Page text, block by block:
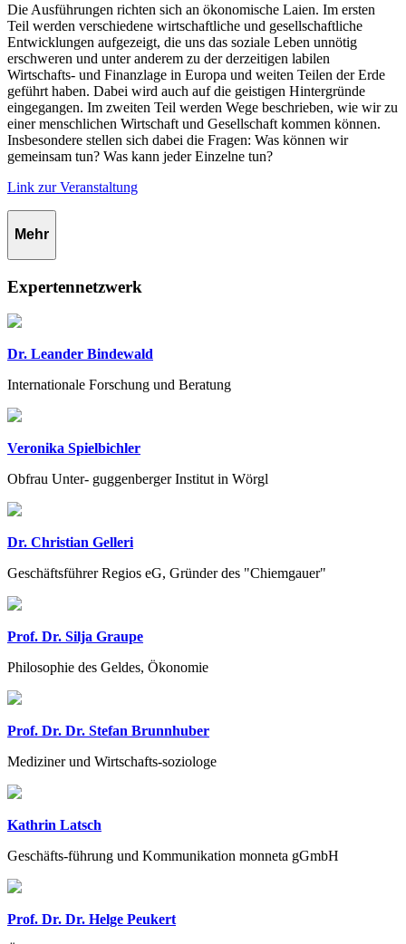
Die Ausführungen richten sich an ökonomische Laien. Im ersten
Teil werden verschiedene wirtschaftliche und gesellschaftliche
Entwicklungen aufgezeigt, die uns das soziale Leben unnötig
erschweren und unter anderem zu der derzeitigen labilen
Wirtschafts- und Finanzlage in Europa und weiten Teilen der Erde
geführt haben. Dabei wird auch auf die geistigen Hintergründe
eingegangen. Im zweiten Teil werden Wege beschrieben, wie wir zu
einer menschlichen Wirtschaft und Gesellschaft kommen können.
Insbesondere stellen sich dabei die Fragen: Was können wir
gemeinsam tun? Was kann jeder Einzelne tun?
Link zur Veranstaltung
Mehr
Expertennetzwerk
Dr. Leander Bindewald
Internationale Forschung und Beratung
Veronika Spielbichler
Obfrau Unter- guggenberger Institut in Wörgl
Dr. Christian Gelleri
Geschäftsführer Regios eG, Gründer des "Chiemgauer"
Prof. Dr. Silja Graupe
Philosophie des Geldes, Ökonomie
Prof. Dr. Dr. Stefan Brunnhuber
Mediziner und Wirtschafts-soziologe
Kathrin Latsch
Geschäfts-führung und Kommunikation monneta gGmbH
Prof. Dr. Dr. Helge Peukert